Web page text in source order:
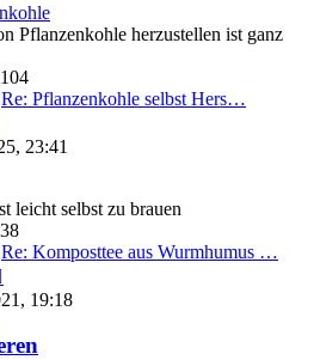
Pflanzenkohle herzustellen ist ganz
104
Re: Pflanzenkohle selbst Hers…
23:41
leicht selbst zu brauen
38
Re: Komposttee aus Wurmhumus …
Beitrag
19:18